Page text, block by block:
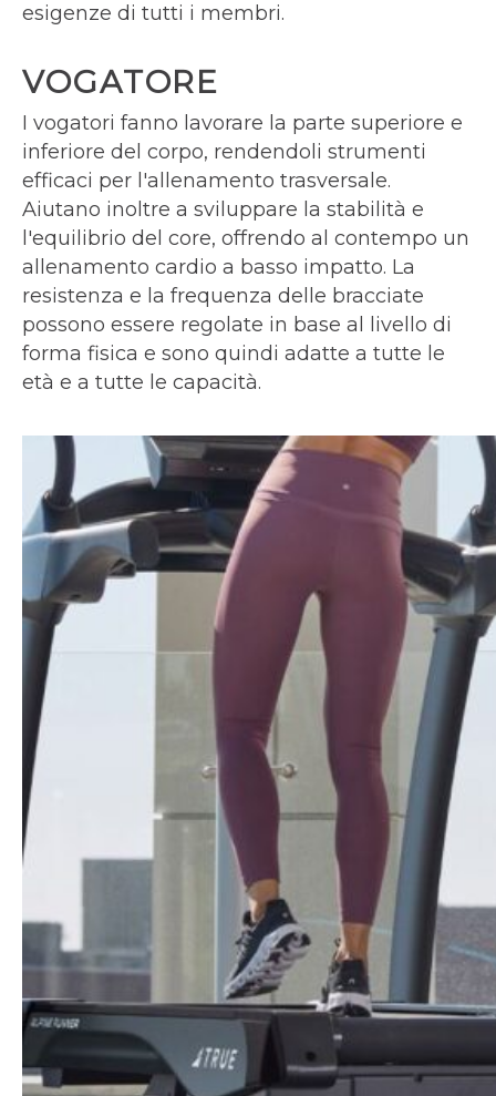
esigenze di tutti i membri.
VOGATORE
I vogatori fanno lavorare la parte superiore e
inferiore del corpo, rendendoli strumenti
efficaci per l'allenamento trasversale.
Aiutano inoltre a sviluppare la stabilità e
l'equilibrio del core, offrendo al contempo un
allenamento cardio a basso impatto. La
resistenza e la frequenza delle bracciate
possono essere regolate in base al livello di
forma fisica e sono quindi adatte a tutte le
età e a tutte le capacità.